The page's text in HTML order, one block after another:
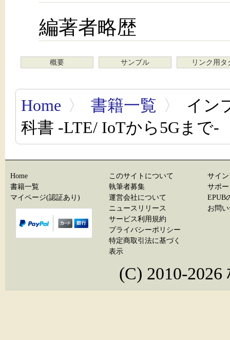
編著者略歴
概要 サンプル リンク用タ
Home 〉 書籍一覧 〉
イン
科書 -LTE/ IoTから5Gまで-
Home
書籍一覧
マイページ(認証あり)
このサイトについて
執筆者募集
運営会社について
ニュースリリース
サービス利用規約
プライバシーポリシー
特定商取引法に基づく
表示
サイ
サポ
EPUB
お問
(C) 2010-